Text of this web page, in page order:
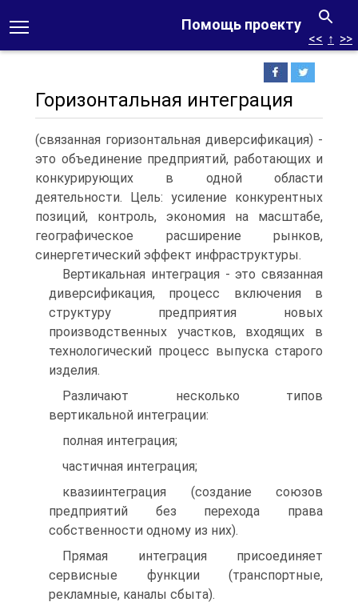
Помощь проекту
<< ↑ >>
Горизонтальная интеграция
(связанная горизонтальная диверсификация) -
это объединение предприятий, работающих и
конкурирующих в одной области
деятельности. Цель: усиление конкурентных
позиций, контроль, экономия на масштабе,
географическое расширение рынков,
синергетический эффект инфраструктуры.
Вертикальная интеграция - это связанная
диверсификация, процесс включения в
структуру предприятия новых
производственных участков, входящих в
технологический процесс выпуска старого
изделия.
Различают несколько типов
вертикальной интеграции:
полная интеграция;
частичная интеграция;
квазиинтеграция (создание союзов
предприятий без перехода права
собственности одному из них).
Прямая интеграция присоединяет
сервисные функции (транспортные,
рекламные, каналы сбыта).